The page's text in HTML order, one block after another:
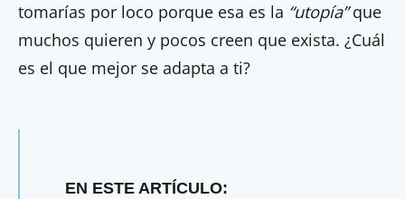
tomarías por loco porque esa es la “utopía”que
muchos quieren y pocos creen que exista. ¿Cuál
es el que mejor se adapta a ti?
EN ESTE ARTÍCULO: